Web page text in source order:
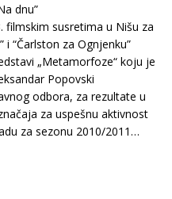
dnu”
filmskim susretima u Nišu za
“Čarlston za Ognjenku”
„Metamorfoze“ koju je
Popovski
odbora, za rezultate u
za uspešnu aktivnost
za sezonu 2010/2011…